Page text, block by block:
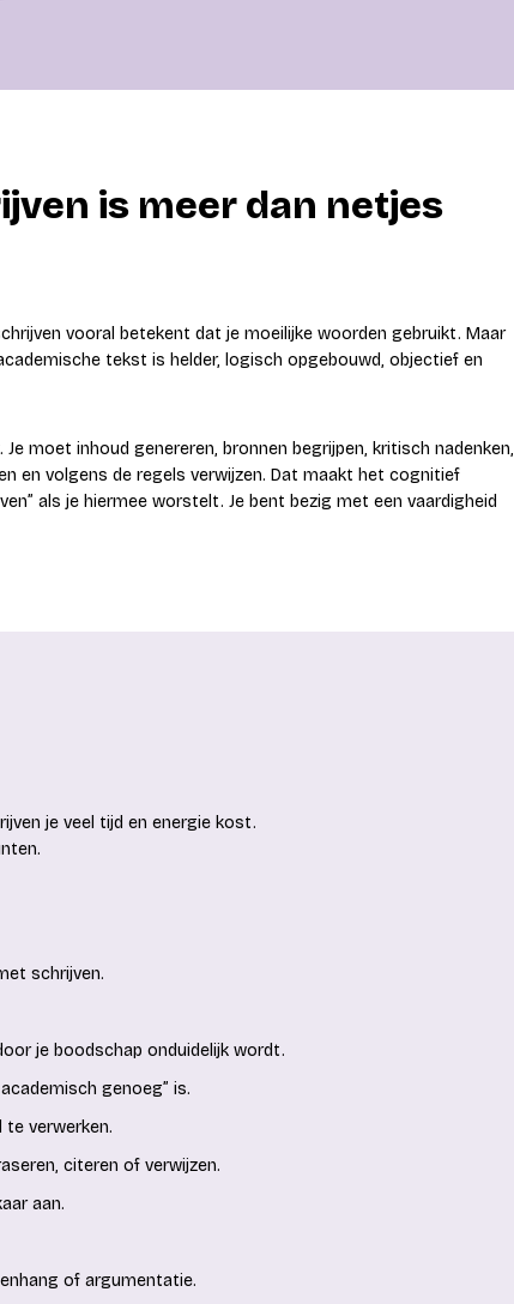
is meer dan netjes
vooral betekent dat je moeilijke woorden gebruikt. Maar
tekst is helder, logisch opgebouwd, objectief en
moet inhoud genereren, bronnen begrijpen, kritisch nadenken,
en volgens de regels verwijzen. Dat maakt het cognitief
als je hiermee worstelt. Je bent bezig met een vaardigheid
je veel tijd en energie kost.
schrijven.
je boodschap onduidelijk wordt.
genoeg” is.
verwerken.
citeren of verwijzen.
aan.
of argumentatie.